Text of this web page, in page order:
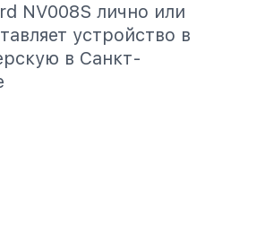
NV008S лично или
устройство в
в Санкт-